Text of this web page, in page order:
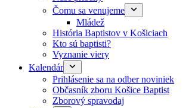
Čomu sa venujeme
Mládež
História Baptistov v Košiciach
Kto sú baptisti?
Vyznanie viery
Kalendár
Prihlásenie sa na odber noviniek
Občasník zboru Košice Baptist
Zborový spravodaj